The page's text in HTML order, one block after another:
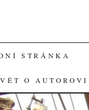
STRÁNKA
O AUTOROVI